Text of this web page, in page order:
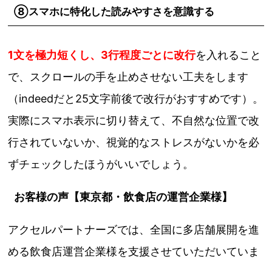
⑧スマホに特化した読みやすさを意識する
1文を極力短くし、3行程度ごとに改行を入れること
で、スクロールの手を止めさせない工夫をします
（indeedだと25文字前後で改行がおすすめです）。
実際にスマホ表示に切り替えて、不自然な位置で改
行されていないか、視覚的なストレスがないかを必
ずチェックしたほうがいいでしょう。
お客様の声【東京都・飲食店の運営企業様】
アクセルパートナーズでは、全国に多店舗展開を進
める飲食店運営企業様を支援させていただいていま